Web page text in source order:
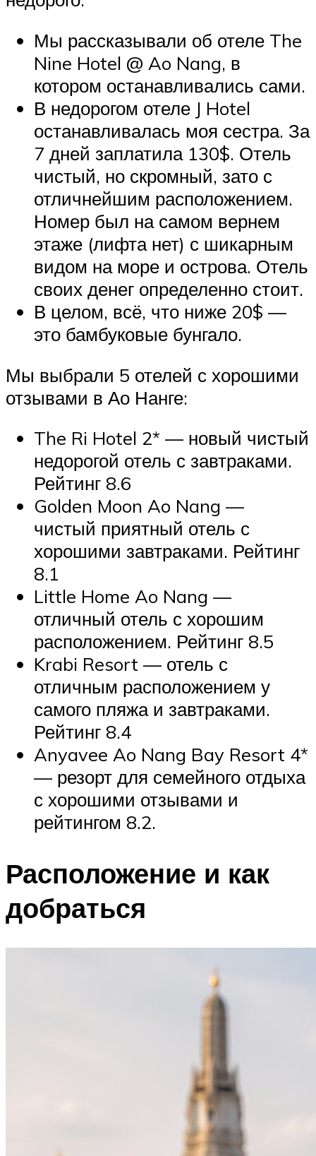
Мы рассказывали об отеле The
Nine Hotel @ Ao Nang, в
котором останавливались сами.
В недорогом отеле J Hotel
останавливалась моя сестра. За
7 дней заплатила 130$. Отель
чистый, но скромный, зато с
отличнейшим расположением.
Номер был на самом вернем
этаже (лифта нет) с шикарным
видом на море и острова. Отель
своих денег определенно стоит.
В целом, всё, что ниже 20$ —
это бамбуковые бунгало.
Мы выбрали 5 отелей с хорошими
отзывами в Ао Нанге:
The Ri Hotel 2* — новый чистый
недорогой отель с завтраками.
Рейтинг 8.6
Golden Moon Ao Nang —
чистый приятный отель с
хорошими завтраками. Рейтинг
8.1
Little Home Ao Nang —
отличный отель с хорошим
расположением. Рейтинг 8.5
Krabi Resort — отель с
отличным расположением у
самого пляжа и завтраками.
Рейтинг 8.4
Anyavee Ao Nang Bay Resort 4*
— резорт для семейного отдыха
с хорошими отзывами и
рейтингом 8.2.
Расположение и как
добраться